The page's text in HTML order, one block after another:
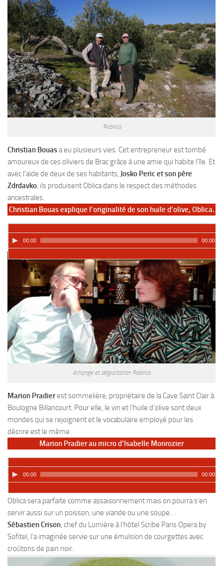
©oblica
Christian Bouasa eu plusieurs vies. Cet entrepreneur est tombé
amoureux de ces oliviers de Brac grâce à une amie qui habite l’île. Et
avec l’aide de deux de ses habitants, Josko Peric et son père
Zdrdavko, ils produisent Oblica dans le respect des méthodes
ancestrales.
Christian Bouas explique l’originalité de son huile d’olive, Oblica.
00:00 00:00
échange et dégustation ©oblica
Marion Pradierest sommelière, propriétaire de la Cave Saint Clair à
Boulogne Billancourt. Pour elle, le vin et l’huile d’olive sont deux
mondes qui se rejoignent et le vocabulaire employé pour les
décrire est le même.
Marion Pradier au micro d’Isabelle Monrozier
00:00 00:00
Oblica sera parfaite comme assaisonnement mais on pourra s’en
servir aussi sur un poisson, une viande ou une soupe….
Sébastien Crison, chef du Lumière à l’hôtel Scribe Paris Opera by
Sofitel, l’a imaginée servie sur une émulsion de courgettesavec
croûtons de pain noir.